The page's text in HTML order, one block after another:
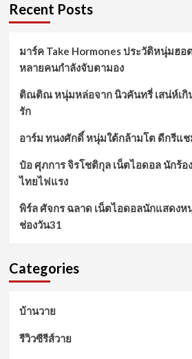
Recent Posts
มาร์ค Take Hormones ประวัติหนุ่มฮ
หลายคนกำลังจับตามอง
ติณติณ หนุ่มหล่อจาก นิวคันทรี่ เสน่ห์เกิ
รัก
อาร์ม ทนงศักดิ์ หนุ่มใต้กล้ามโต ดีกรีแช
ป๋อ ศุภการ จิรโชติกุล เน็ตไอดอล นักร้
ไทยไฟแรง
พิร์ล ศัจกร ฉลาด เน็ตไอดอลนักแสดงห
ช่องวัน31
Categories
บ้านวาย
รีวิวซีรีส์วาย